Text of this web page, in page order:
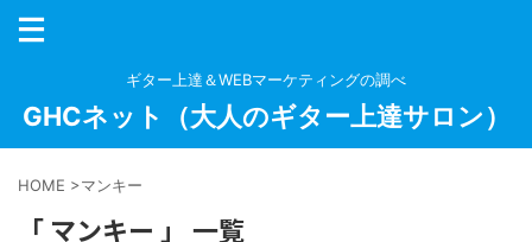
ギター上達＆WEBマーケティングの調べ
GHCネット（大人のギター上達サロン）
HOME >マンキー
「 マンキー 」 一覧